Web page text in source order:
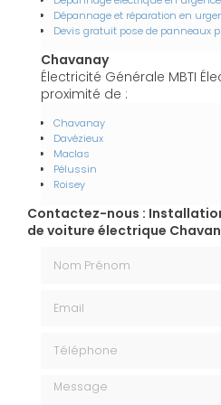
Dépannage et réparation en
Devis gratuit pose de panneaux
Chavanay
Électricité Générale MBTI
proximité de :
Chavanay
Davézieux
Maclas
Pélussin
Roisey
Contactez-nous :
de voiture électrique
Message